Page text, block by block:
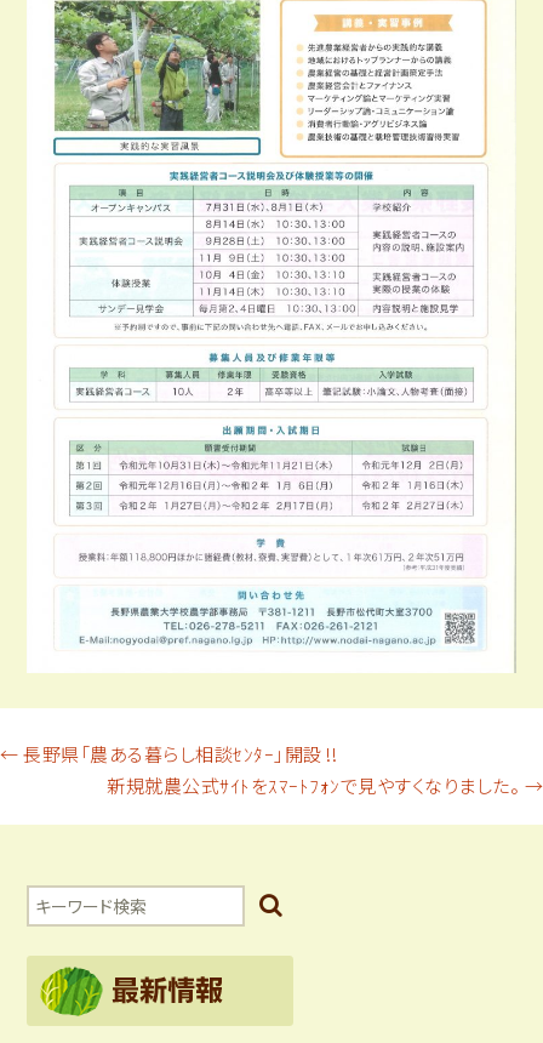
投
稿
ナ
ビ
←長野県「農ある暮らし相談ｾﾝﾀｰ」開設 !!
新規就農公式ｻｲﾄをｽﾏｰﾄﾌｫﾝで見やすくなりました。 →